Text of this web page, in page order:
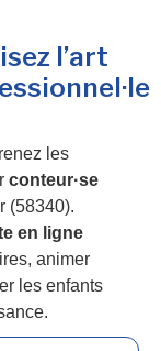
l’art
les
conteur·se
(58340).
en ligne
animer
les enfants